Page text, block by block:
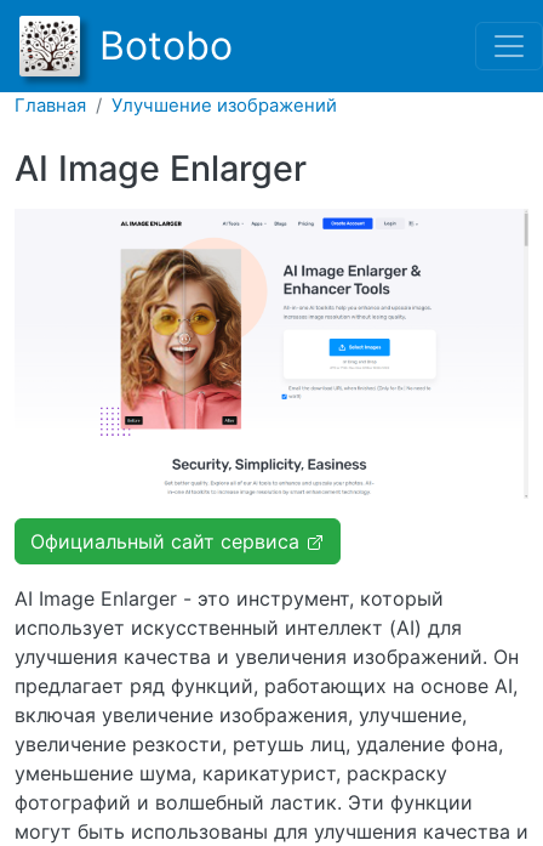
Перейти к основному
Botobo
Главная Улучшение изображений
AI Image Enlarger
Официальный сайт сервиса
AI Image Enlarger - это инструмент, который
использует искусственный интеллект (AI) для
улучшения качества и увеличения изображений. Он
предлагает ряд функций, работающих на основе AI,
включая увеличение изображения, улучшение,
увеличение резкости, ретушь лиц, удаление фона,
уменьшение шума, карикатурист, раскраску
фотографий и волшебный ластик. Эти функции
могут быть использованы для улучшения качества и